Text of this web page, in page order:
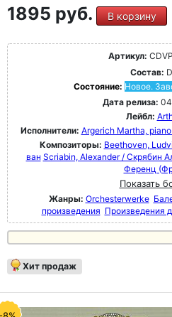
1895 руб. В корзину
Артикул:
Состав:
Состояние: Новое.
Дата релиза:
Лейбл:
Исполнители: Argerich Martha,
Композиторы: Beethoven,
ван Scriabin, Alexander / Скрябин
Ференц
Показать
Жанры: Orchesterwerke
произведения Произведения
Хит продаж